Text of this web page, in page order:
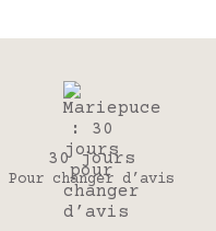
30 jours
Pour changer d’avis